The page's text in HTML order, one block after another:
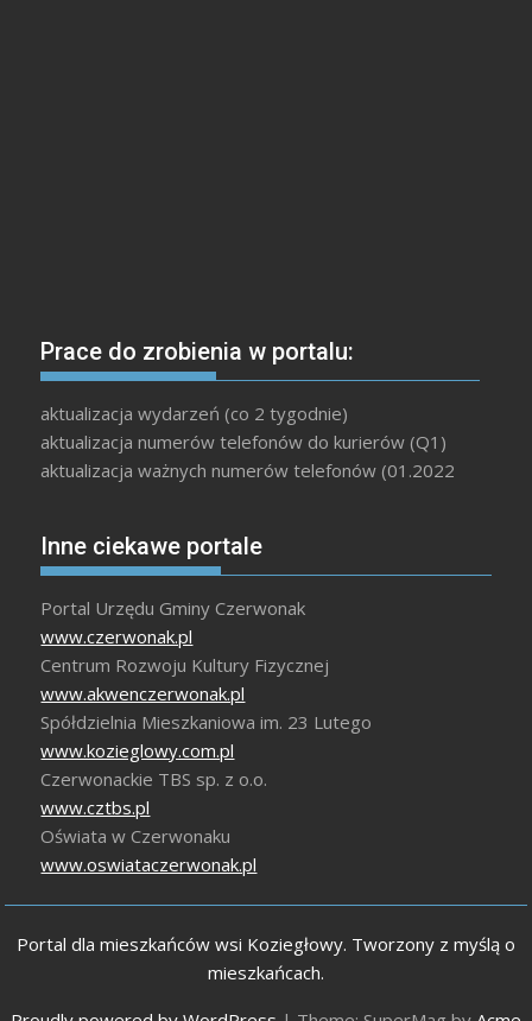
Prace do zrobienia w portalu:
aktualizacja wydarzeń (co 2 tygodnie)
aktualizacja numerów telefonów do kurierów (Q1)
aktualizacja ważnych numerów telefonów (01.2022
Inne ciekawe portale
Portal Urzędu Gminy Czerwonak
www.czerwonak.pl
Centrum Rozwoju Kultury Fizycznej
www.akwenczerwonak.pl
Spółdzielnia Mieszkaniowa im. 23 Lutego
www.kozieglowy.com.pl
Czerwonackie TBS sp. z o.o.
www.cztbs.pl
Oświata w Czerwonaku
www.oswiataczerwonak.pl
Portal dla mieszkańców wsi Koziegłowy. Tworzony z myślą o
mieszkańcach.